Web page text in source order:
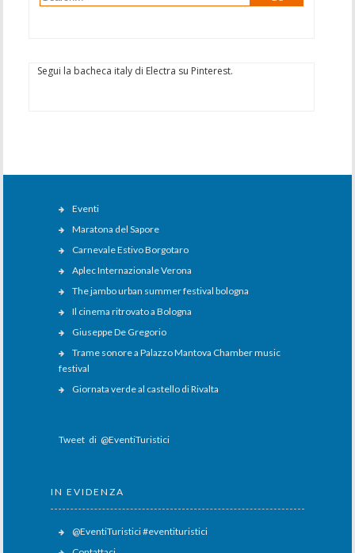
Segui la bacheca italy di Electra su Pinterest.
Eventi
Maratona del Sapore
Carnevale Estivo Borgotaro
Aplec Internazionale Verona
The jambo urban summer festival bologna
Il cinema ritrovato a Bologna
Giuseppe De Gregorio
Trame sonore a Palazzo Mantova Chamber music
festival
Giornata verde al castello di Rivalta
Tweet di @EventiTuristici
IN EVIDENZA
@EventiTuristici #eventituristici